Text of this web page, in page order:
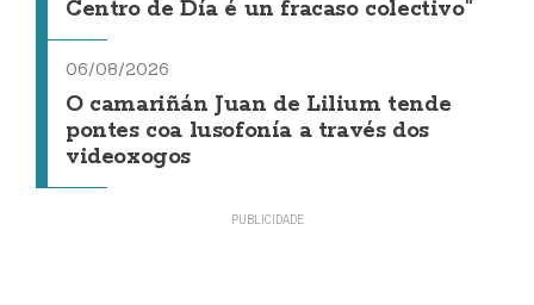
Centro de Día é un fracaso colectivo"
06/08/2026
O camariñán Juan de Lilium tende
pontes coa lusofonía a través dos
videoxogos